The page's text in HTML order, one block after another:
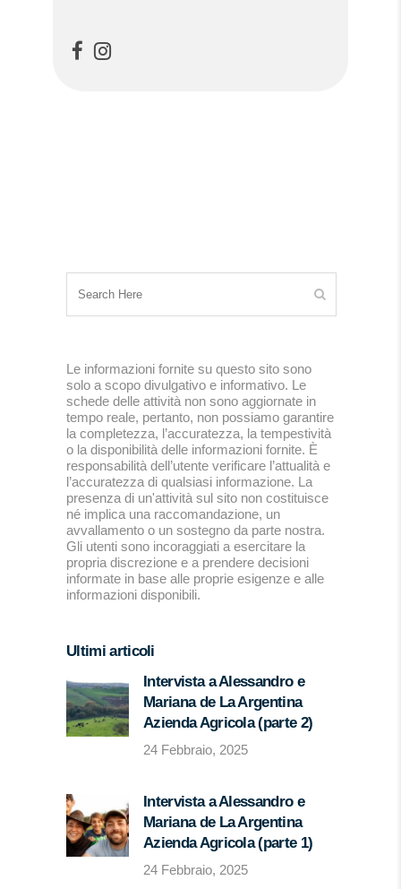
Le informazioni fornite su questo sito sono
solo a scopo divulgativo e informativo. Le
schede delle attività non sono aggiornate in
tempo reale, pertanto, non possiamo garantire
la completezza, l’accuratezza, la tempestività
o la disponibilità delle informazioni fornite. È
responsabilità dell’utente verificare l’attualità e
l’accuratezza di qualsiasi informazione. La
presenza di un'attività sul sito non costituisce
né implica una raccomandazione, un
avvallamento o un sostegno da parte nostra.
Gli utenti sono incoraggiati a esercitare la
propria discrezione e a prendere decisioni
informate in base alle proprie esigenze e alle
informazioni disponibili.
Ultimi articoli
Intervista a Alessandro e
Mariana de La Argentina
Azienda Agricola (parte 2)
24 Febbraio, 2025
Intervista a Alessandro e
Mariana de La Argentina
Azienda Agricola (parte 1)
24 Febbraio, 2025